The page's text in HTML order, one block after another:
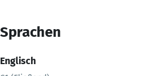
Sprachen
Englisch